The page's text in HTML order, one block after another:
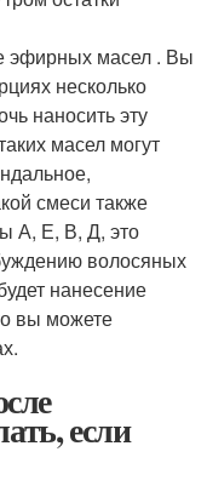
эфирных масел . Вы
несколько
наносить эту
масел могут
смеси также
А, Е, В, Д, это
волосяных
нанесение
вы можете
если